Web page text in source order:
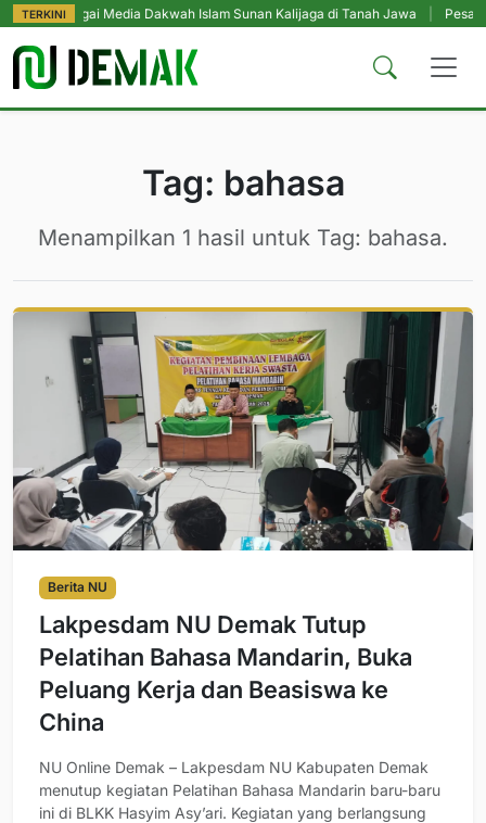
TERKINI
Sebagai Media Dakwah Islam Sunan Kalijaga di Tanah Jawa | Pesantren
Tag: bahasa
Menampilkan 1 hasil untuk Tag: bahasa.
Berita NU
Lakpesdam NU Demak Tutup
Pelatihan Bahasa Mandarin, Buka
Peluang Kerja dan Beasiswa ke
China
NU Online Demak – Lakpesdam NU Kabupaten Demak
menutup kegiatan Pelatihan Bahasa Mandarin baru-baru
ini di BLKK Hasyim Asy’ari. Kegiatan yang berlangsung